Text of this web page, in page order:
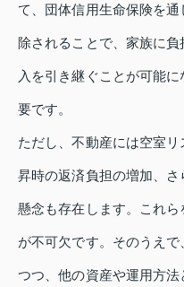
て、団体信用生命保険を
除されることで、家族に
入を引き継ぐことが可能
要です。
ただし、不動産には空室
昇時の返済負担の増加、
懸念も存在します。これ
が不可欠です。そのうえ
つつ、他の資産や運用方